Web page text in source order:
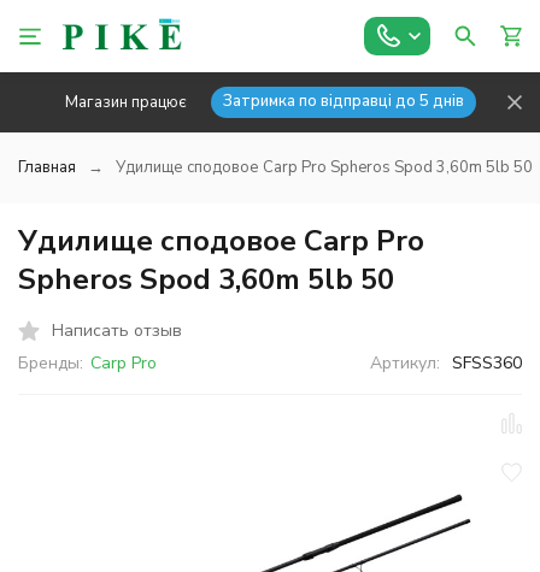
Магазин працює Затримка по відправці до 5 днів
Главная Удилище сподовое Carp Pro Spheros Spod 3,60m 5lb 50
Удилище сподовое Carp Pro
Spheros Spod 3,60m 5lb 50
Написать отзыв
Бренды: Carp Pro Артикул: SFSS360